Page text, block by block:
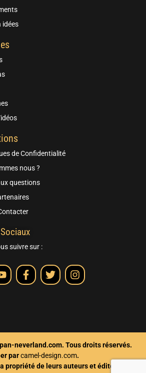
idées
de Confidentialité
nous ?
questions
suivre sur :
neverland.com. Tous droits réservés.
parcamel-design.com.
propriété de leurs auteurs et éditeurs